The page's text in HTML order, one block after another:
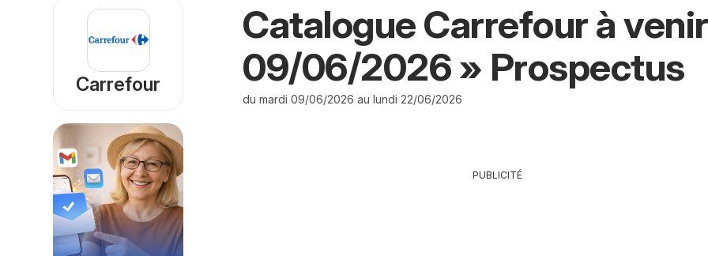
Catalogue Carrefour à venir
09/06/2026 » Prospectus
du mardi 09/06/2026 au lundi 22/06/2026
PUBLICITÉ
Carrefour